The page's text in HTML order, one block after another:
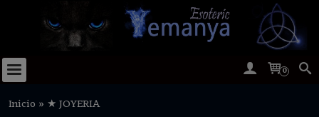
0
Inicio » ★ JOYERIA